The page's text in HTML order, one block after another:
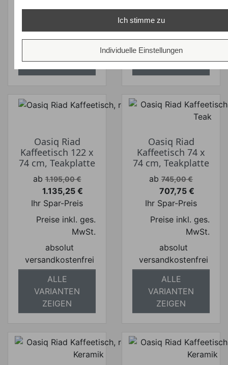
absolut
ALLE
absolut
versandkostenfrei
ALLE
VARIANTEN
Oasiq Riad
Kaffeetisch 122 x
74 cm, Teakplatte
Verkaufspreis
ab 1.195,00 €
Preis
1.135,25 €
Ihr Spar-Preis
Preise inkl. ges.
MwSt.
absolut
versandkostenfrei
ALLE
VARIANTEN
ZEIGEN
Oasiq Riad
Kaffeetisch 74 x
74 cm, Teakplatte
Verkaufspreis
ab 745,00 €
Preis
707,75 €
Ihr Spar-Preis
Preise inkl. ges.
MwSt.
absolut
versandkostenfrei
ALLE
VARIANTEN
ZEIGEN
Ich stimme zu
Individuelle Einstellungen